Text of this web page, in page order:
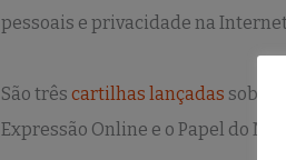
pessoais e privacidade na
São três cartilhas lançadas sobre
Expressão Online e o Papel do